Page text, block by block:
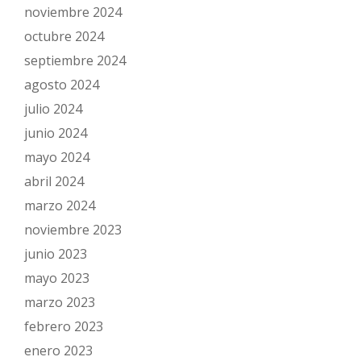
noviembre 2024
octubre 2024
septiembre 2024
agosto 2024
julio 2024
junio 2024
mayo 2024
abril 2024
marzo 2024
noviembre 2023
junio 2023
mayo 2023
marzo 2023
febrero 2023
enero 2023